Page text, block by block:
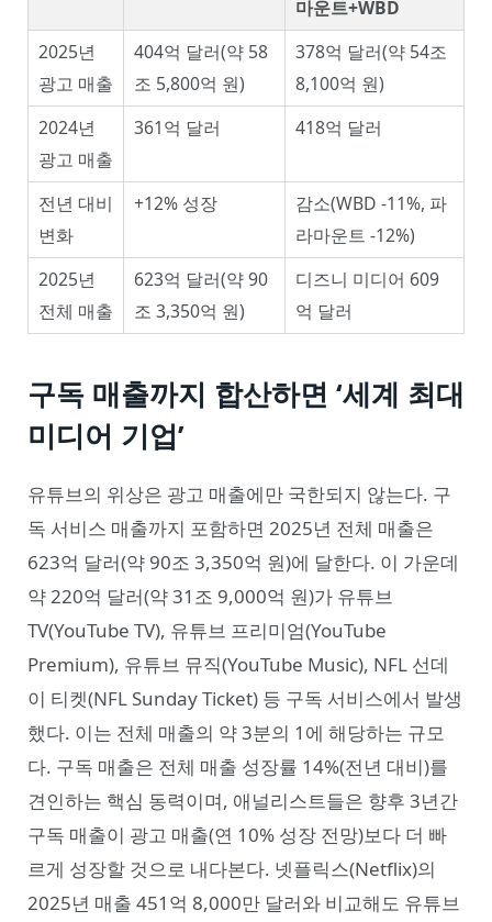
마운트+WBD
2025년
광고 매출
404억 달러(약 58
조 5,800억 원)
378억 달러(약 54조
8,100억 원)
2024년
광고 매출
361억 달러 418억 달러
전년 대비
변화
+12% 성장
감소(WBD -11%, 파
라마운트 -12%)
2025년
전체 매출
623억 달러(약 90
조 3,350억 원)
디즈니 미디어 609
억 달러
구독 매출까지 합산하면 ‘세계 최대
미디어 기업’
유튜브의 위상은 광고 매출에만 국한되지 않는다. 구
독 서비스 매출까지 포함하면 2025년 전체 매출은
623억 달러(약 90조 3,350억 원)에 달한다. 이 가운데
약 220억 달러(약 31조 9,000억 원)가 유튜브
TV(YouTube TV), 유튜브 프리미엄(YouTube
Premium), 유튜브 뮤직(YouTube Music), NFL 선데
이 티켓(NFL Sunday Ticket) 등 구독 서비스에서 발생
했다. 이는 전체 매출의 약 3분의 1에 해당하는 규모
다. 구독 매출은 전체 매출 성장률 14%(전년 대비)를
견인하는 핵심 동력이며, 애널리스트들은 향후 3년간
구독 매출이 광고 매출(연 10% 성장 전망)보다 더 빠
르게 성장할 것으로 내다본다. 넷플릭스(Netflix)의
2025년 매출 451억 8,000만 달러와 비교해도 유튜브